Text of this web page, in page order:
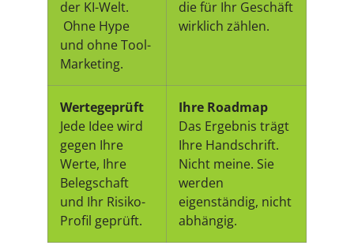
der KI-Welt.
Ohne Hype
und ohne Tool-
Marketing.
die für Ihr Geschäft
wirklich zählen.
Wertegeprüft
Jede Idee wird
gegen Ihre
Werte, Ihre
Belegschaft
und Ihr Risiko-
Profil geprüft.
Ihre Roadmap
Das Ergebnis trägt
Ihre Handschrift.
Nicht meine. Sie
werden
eigenständig, nicht
abhängig.